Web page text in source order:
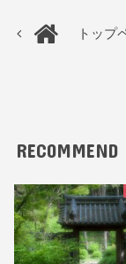
トップ
RECOMMEND